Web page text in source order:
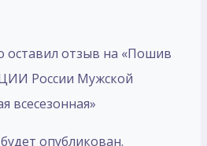
оставил отзыв на «Пошив
России Мужской
всесезонная»
опубликован.